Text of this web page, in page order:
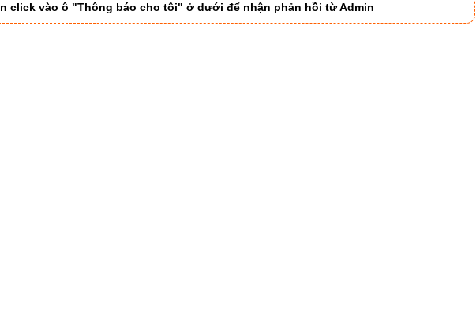
click vào ô "Thông báo cho tôi" ở dưới để nhận phản hồi từ Admin